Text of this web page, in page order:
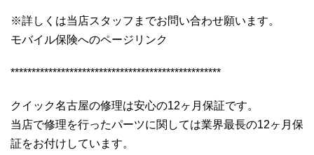
※詳しくは当店スタッフまでお問い合わせ願います。
モバイル保険へのページリンク
**************************************************
クイック名古屋の修理は安心の12ヶ月保証です。
当店で修理を行ったパーツに関しては業界最長の12ヶ月保
証をお付けしています。